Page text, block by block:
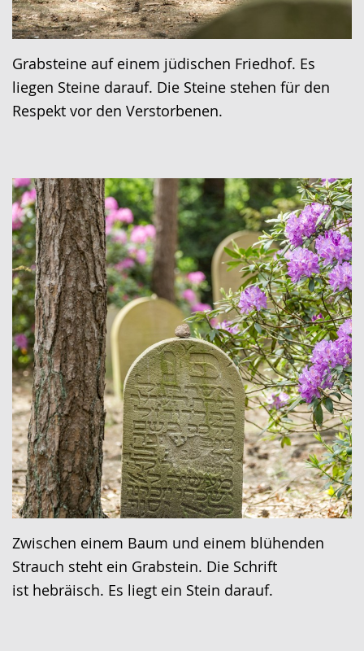
Grabsteine auf einem jüdischen Friedhof. Es
liegen Steine darauf. Die Steine stehen für den
Respekt vor den Verstorbenen.
Zwischen einem Baum und einem blühenden
Strauch steht ein Grabstein. Die Schrift
ist hebräisch. Es liegt ein Stein darauf.